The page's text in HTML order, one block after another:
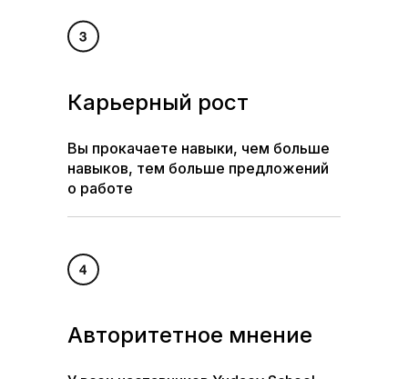
Карьерный рост
Вы прокачаете навыки, чем больше
навыков, тем больше предложений
о работе
Авторитетное мнение